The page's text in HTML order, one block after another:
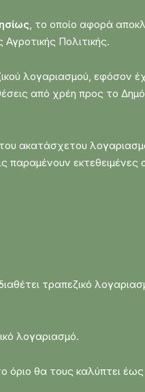
, το οποίο αφορά
Πολιτικής.
λογαριασμού, εφόσον
από χρέη προς το
του ακατάσχετου
παραμένουν
τραπεζικό
λογαριασμό.
όριο θα τους καλύπτει